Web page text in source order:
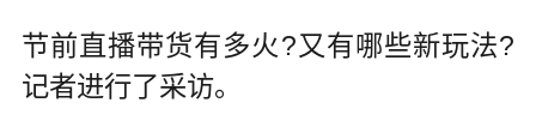
节前直播带货有多火?又有哪些新玩法?
记者进行了采访。